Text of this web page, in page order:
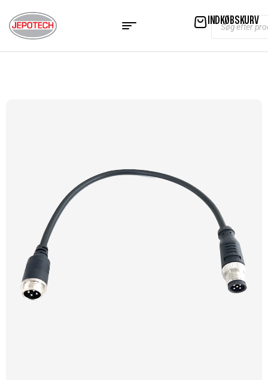
INDKØBSKURV